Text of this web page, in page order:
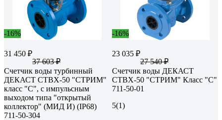
-16%
31 450 ₽
37 603 ₽
Счетчик воды турбинный
ДЕКАСТ СТВХ-50 "СТРИМ"
класс "С", с импульсным
выходом типа "открытый
коллектор" (МИД И) (IP68)
711-50-304
-16%
23 035 ₽
27 540 ₽
Счетчик воды ДЕКАСТ
СТВХ-50 "СТРИМ" Класс "С"
711-50-01
5(1)